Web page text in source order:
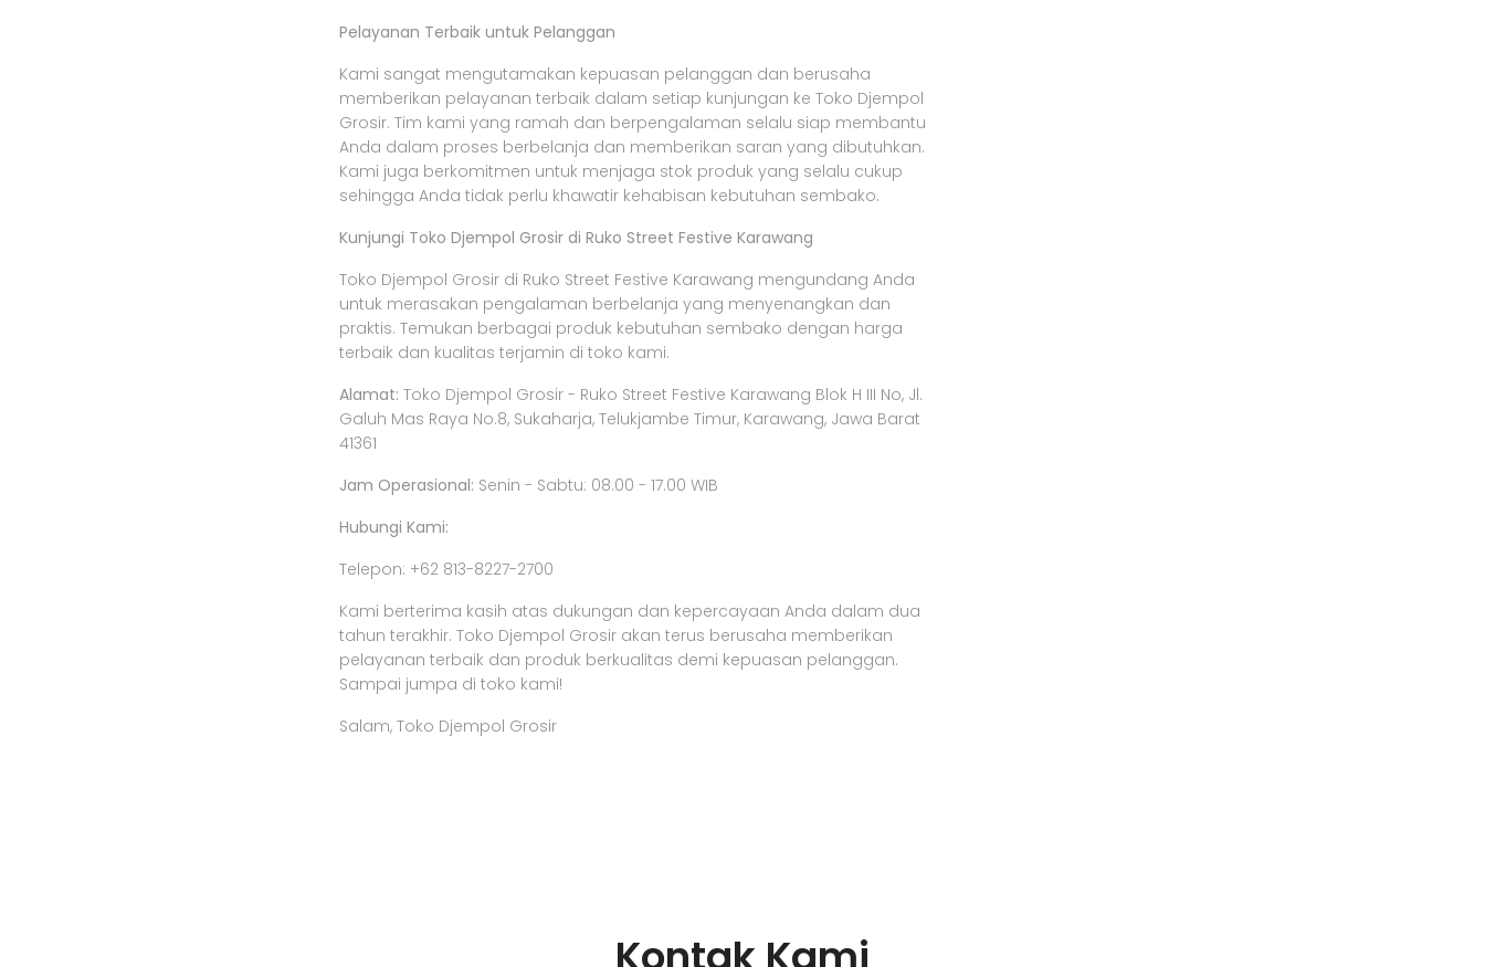
Pelayanan Terbaik untuk Pelanggan
Kami sangat mengutamakan kepuasan pelanggan dan berusaha
memberikan pelayanan terbaik dalam setiap kunjungan ke Toko Djempol
Grosir. Tim kami yang ramah dan berpengalaman selalu siap membantu
Anda dalam proses berbelanja dan memberikan saran yang dibutuhkan.
Kami juga berkomitmen untuk menjaga stok produk yang selalu cukup
sehingga Anda tidak perlu khawatir kehabisan kebutuhan sembako.
Kunjungi Toko Djempol Grosir di Ruko Street Festive Karawang
Toko Djempol Grosir di Ruko Street Festive Karawang mengundang Anda
untuk merasakan pengalaman berbelanja yang menyenangkan dan
praktis. Temukan berbagai produk kebutuhan sembako dengan harga
terbaik dan kualitas terjamin di toko kami.
Alamat: Toko Djempol Grosir - Ruko Street Festive Karawang Blok H III No, Jl.
Galuh Mas Raya No.8, Sukaharja, Telukjambe Timur, Karawang, Jawa Barat
41361
Jam Operasional: Senin - Sabtu: 08.00 - 17.00 WIB
Hubungi Kami:
Telepon: +62 813-8227-2700
Kami berterima kasih atas dukungan dan kepercayaan Anda dalam dua
tahun terakhir. Toko Djempol Grosir akan terus berusaha memberikan
pelayanan terbaik dan produk berkualitas demi kepuasan pelanggan.
Sampai jumpa di toko kami!
Salam, Toko Djempol Grosir